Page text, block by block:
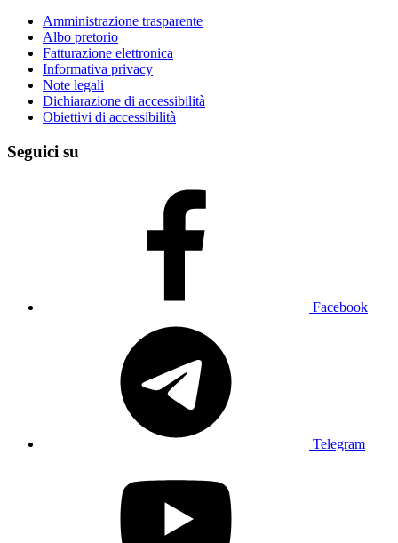
Amministrazione trasparente
Albo pretorio
Fatturazione elettronica
Informativa privacy
Note legali
Dichiarazione di accessibilità
Obiettivi di accessibilità
Seguici su
Facebook
Telegram